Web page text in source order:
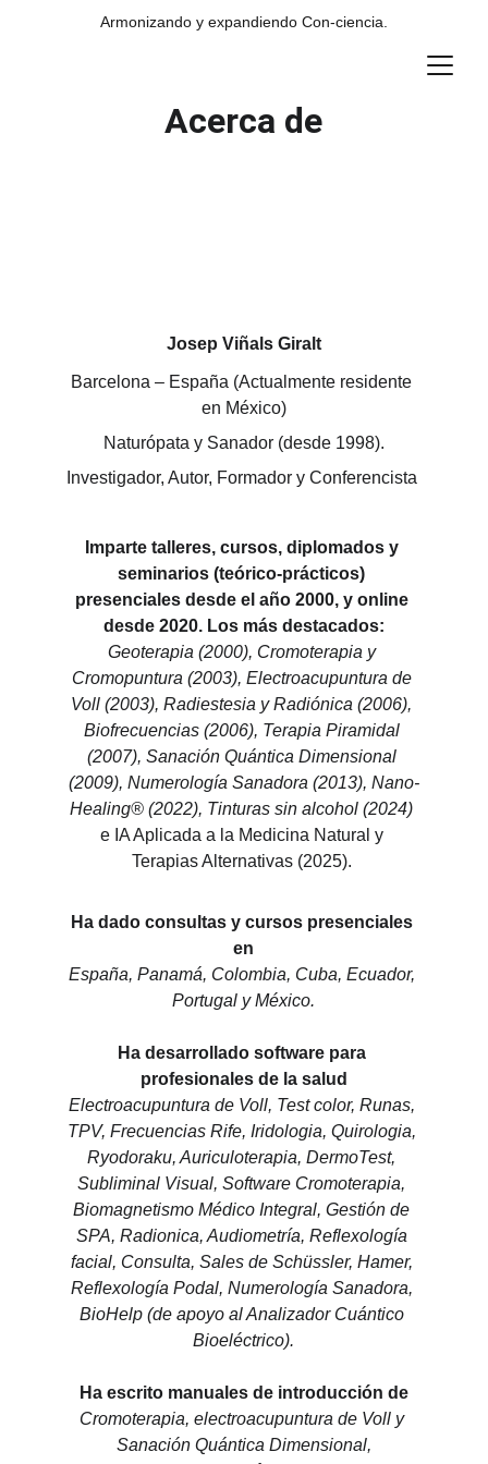
Armonizando y expandiendo Con-ciencia.
Acerca de
Josep Viñals Giralt
Barcelona – España (Actualmente residente
en México)
Naturópata y Sanador (desde 1998).
Investigador, Autor, Formador y Conferencista
Imparte talleres, cursos, diplomados y
seminarios (teórico-prácticos)
presenciales desde el año 2000, y online
desde 2020. Los más destacados:
Geoterapia (2000), Cromoterapia y
Cromopuntura (2003), Electroacupuntura de
Voll (2003), Radiestesia y Radiónica (2006),
Biofrecuencias (2006), Terapia Piramidal
(2007), Sanación Quántica Dimensional
(2009), Numerología Sanadora (2013), Nano-
Healing® (2022), Tinturas sin alcohol (2024)
e IA Aplicada a la Medicina Natural y
Terapias Alternativas (2025).
Ha dado consultas y cursos presenciales
en
España, Panamá, Colombia, Cuba, Ecuador,
Portugal y México.
Ha desarrollado software para
profesionales de la salud
Electroacupuntura de Voll, Test color, Runas,
TPV, Frecuencias Rife, Iridologia, Quirologia,
Ryodoraku, Auriculoterapia, DermoTest,
Subliminal Visual, Software Cromoterapia,
Biomagnetismo Médico Integral, Gestión de
SPA, Radionica, Audiometría, Reflexología
facial, Consulta, Sales de Schüssler, Hamer,
Reflexología Podal, Numerología Sanadora,
BioHelp (de apoyo al Analizador Cuántico
Bioeléctrico).
Ha escrito manuales de introducción de
Cromoterapia, electroacupuntura de Voll y
Sanación Quántica Dimensional,